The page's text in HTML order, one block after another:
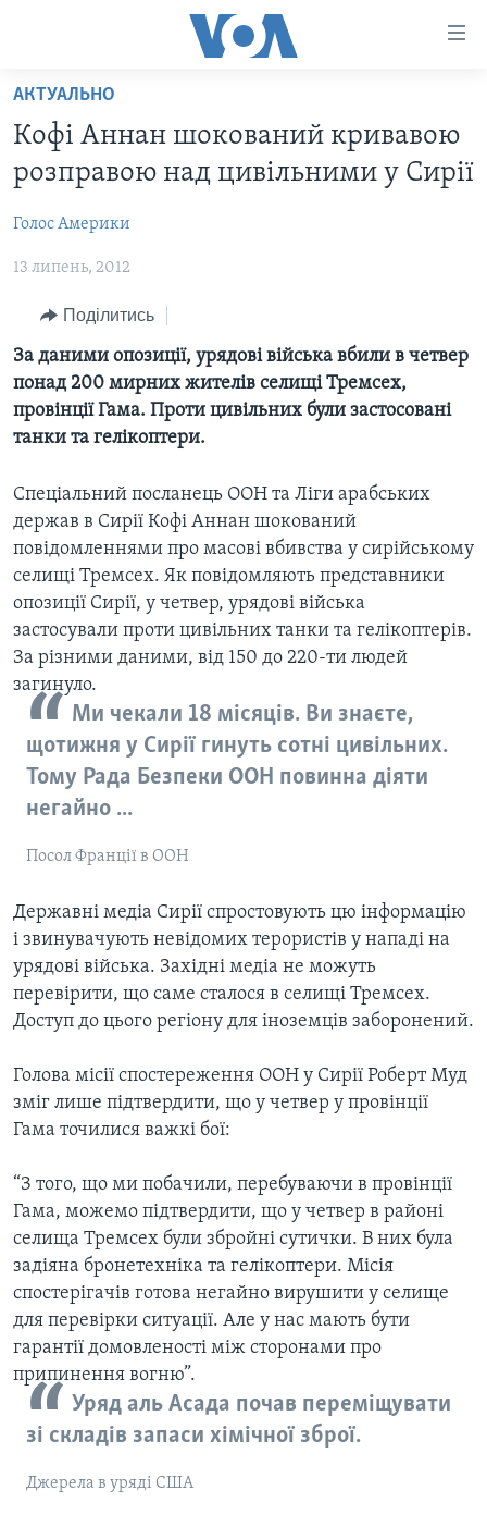
Перейти
матеріалу
Перейти
до
меню
Перейти
ГОЛОВНА
АКТУАЛЬНО
США
УКРАЇНА
ВІЙНА - ЦЕ ОСОБИСТЕ
УКРАЇНЦІ У СВІТІ
НАУКА
ЗДОРОВ'Я
СУСПІЛЬСТВО
ЕКОНОМІКА
ІСТОРІЇ УСПІХУ УКРАЇНЦІВ
АНАЛІТИКА
ПОЛІТИКА В США
АДМІНІСТРАЦІЯ ПРЕЗИДЕНТА ТРАМПА: ПЕРШІ 100
УКРАЇНА
ІНТЕРВ'Ю
БОРОТЬБА З ДЕЗІНФОРМАЦІЄЮ
ВІДЕО
ТЕЛЕПРОГРАМИ
ЧАС-TIME
БРИФІНГ ГОЛОСУ АМЕРИКИ
СТУДІЯ ВАШИНГТОН
ВІКНО В АМЕРИКУ
ПРАЙМ-ТАЙМ
ПОГЛЯД З ВАШИНГТОНА
ENGLISH
Learning English
МИ В СОЦМЕРЕЖАХ
Мови
АКТУАЛЬНО
Кофі Аннан шокований кривавою
розправою над цивільними у Сирії
Голос Америки
13 липень, 2012
Поділитись
За даними опозиції, урядові війська вбили в четвер
понад 200 мирних жителів селищі Тремсех,
провінції Гама. Проти цивільних були застосовані
танки та гелікоптери.
Спеціальний посланець ООН та Ліги арабських
держав в Сирії Кофі Аннан шокований
повідомленнями про масові вбивства у сирійському
селищі Тремсех. Як повідомляють представники
опозиції Сирії, у четвер, урядові війська
застосували проти цивільних танки та гелікоптерів.
За різними даними, від 150 до 220-ти людей
загинуло.
Ми чекали 18 місяців. Ви знаєте,
щотижня у Сирії гинуть сотні цивільних.
Тому Рада Безпеки ООН повинна діяти
негайно ...
Посол Франції в ООН
Державні медіа Сирії спростовують цю інформацію
і звинувачують невідомих терористів у нападі на
урядові війська. Західні медіа не можуть
перевірити, що саме сталося в селищі Тремсех.
Доступ до цього регіону для іноземців заборонений.
Голова місії спостереження ООН у Сирії Роберт Муд
зміг лише підтвердити, що у четвер у провінції
Гама точилися важкі бої:
“З того, що ми побачили, перебуваючи в провінції
Гама, можемо підтвердити, що у четвер в районі
селища Тремсех були збройні сутички. В них була
задіяна бронетехніка та гелікоптери. Місія
спостерігачів готова негайно вирушити у селище
для перевірки ситуації. Але у нас мають бути
гарантії домовленості між сторонами про
припинення вогню”.
Уряд аль Асада почав переміщувати
зі складів запаси хімічної зброї.
Джерела в уряді США